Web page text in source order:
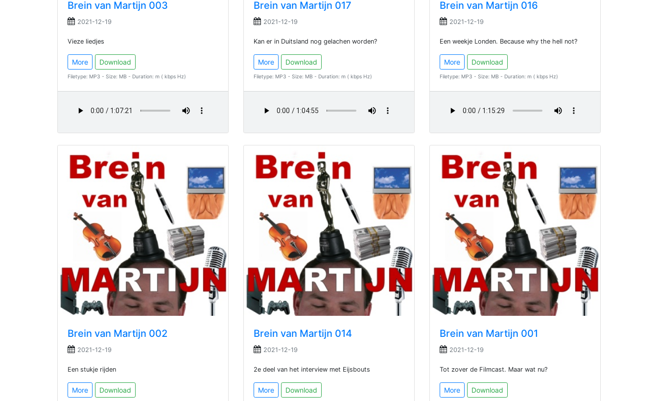
Brein van Martijn 003
2021-12-19
Vieze liedjes
More Download
Filetype: MP3 - Size: MB - Duration: m ( kbps Hz)
Brein van Martijn 017
2021-12-19
Kan er in Duitsland nog gelachen worden?
More Download
Filetype: MP3 - Size: MB - Duration: m ( kbps Hz)
Brein van Martijn 016
2021-12-19
Een weekje Londen. Because why the hell not?
More Download
Filetype: MP3 - Size: MB - Duration: m ( kbps Hz)
Brein van Martijn 002
2021-12-19
Een stukje rijden
More Download
Brein van Martijn 014
2021-12-19
2e deel van het interview met Eijsbouts
More Download
Brein van Martijn 001
2021-12-19
Tot zover de Filmcast. Maar wat nu?
More Download